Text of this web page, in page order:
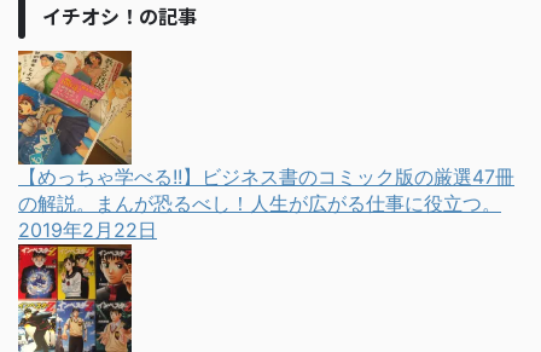
イチオシ！の記事
【めっちゃ学べる!!】ビジネス書のコミック版の厳選47冊
の解説。まんが恐るべし！人生が広がる仕事に役立つ。
2019年2月22日